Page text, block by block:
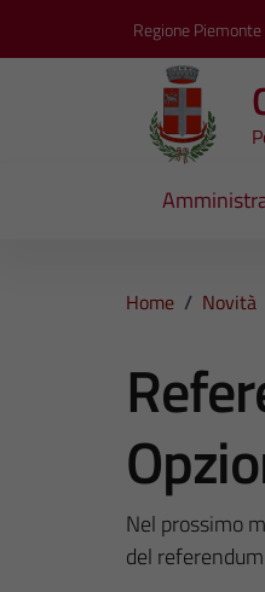
Regione Piemonte
Home / Novità
Nel prossimo
del